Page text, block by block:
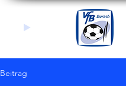
Beitrag